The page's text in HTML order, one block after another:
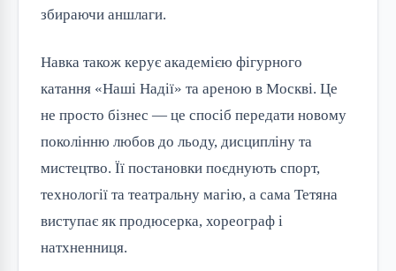
збираючи аншлаги.
Навка також керує академією фігурного
катання «Наші Надії» та ареною в Москві. Це
не просто бізнес — це спосіб передати новому
поколінню любов до льоду, дисципліну та
мистецтво. Її постановки поєднують спорт,
технології та театральну магію, а сама Тетяна
виступає як продюсерка, хореограф і
натхненниця.